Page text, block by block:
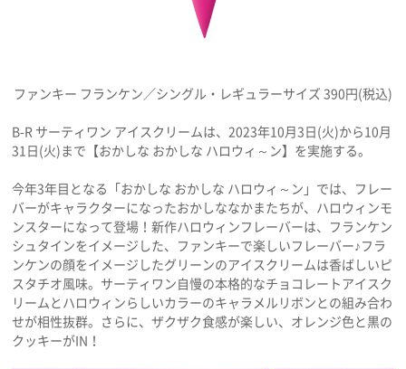
Emo!miuとは？
免責事項
プライバシーポリシー
利用規約
お問い合わせ
ファンキー フランケン／シングル・レギュラーサイズ 390円(税込)
B‐R サーティワン アイスクリームは、2023年10月3日(火)から10月
31日(火)まで【おかしな おかしな ハロウィ～ン】を実施する。
今年3年目となる「おかしな おかしな ハロウィ～ン」では、フレー
バーがキャラクターになったおかしななかまたちが、ハロウィンモ
ンスターになって登場！新作ハロウィンフレーバーは、フランケン
シュタインをイメージした、ファンキーで楽しいフレーバー♪フラ
ンケンの顔をイメージしたグリーンのアイスクリームは香ばしいピ
スタチオ風味。サーティワン自慢の本格的なチョコレートアイスク
リームとハロウィンらしいカラーのキャラメルリボンとの組み合わ
せが相性抜群。さらに、ザクザク食感が楽しい、オレンジ色と黒の
クッキーがIN！